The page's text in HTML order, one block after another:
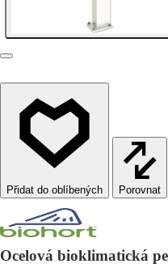
Porovnat
Ocelová bioklimatická